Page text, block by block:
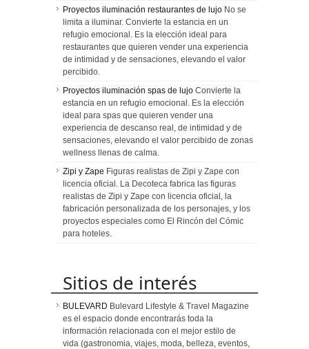
Proyectos iluminación restaurantes de lujo No se
limita a iluminar. Convierte la estancia en un
refugio emocional. Es la elección ideal para
restaurantes que quieren vender una experiencia
de intimidad y de sensaciones, elevando el valor
percibido.
Proyectos iluminación spas de lujo Convierte la
estancia en un refugio emocional. Es la elección
ideal para spas que quieren vender una
experiencia de descanso real, de intimidad y de
sensaciones, elevando el valor percibido de zonas
wellness llenas de calma.
Zipi y Zape Figuras realistas de Zipi y Zape con
licencia oficial. La Decoteca fabrica las figuras
realistas de Zipi y Zape con licencia oficial, la
fabricación personalizada de los personajes, y los
proyectos especiales como El Rincón del Cómic
para hoteles.
Sitios de interés
BULEVARD Bulevard Lifestyle & Travel Magazine
es el espacio donde encontrarás toda la
información relacionada con el mejor estilo de
vida (gastronomia, viajes, moda, belleza, eventos,